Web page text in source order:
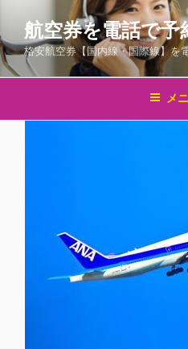
テ
ン
ス
航空券を電話で予
格安航空券【国内線・国際線】を
メ